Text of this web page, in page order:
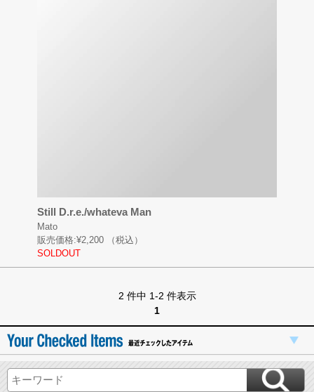
Still D.r.e./whateva Man
Mato
販売価格:¥2,200
（税込）
SOLDOUT
2 件中 1-2 件表示
1